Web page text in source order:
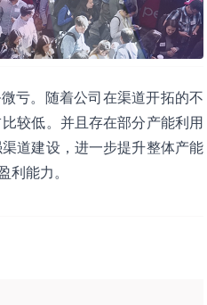
亏。随着公司在渠道开拓的不
较低。并且存在部分产能利用
道建设，进一步提升整体产能
能力。